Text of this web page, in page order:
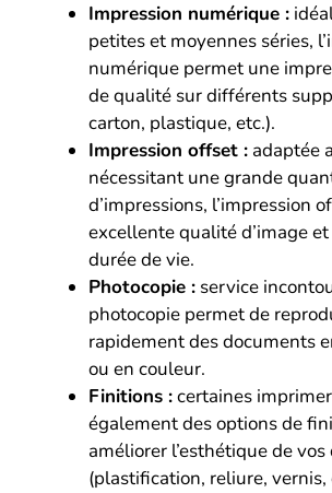
Impression numérique :
petites et moyennes séries,
numérique permet une
de qualité sur différents
carton, plastique, etc.).
Impression offset : adaptée
nécessitant une grande
d’impressions, l’impression
excellente qualité d’image
durée de vie.
Photocopie : service
photocopie permet de
rapidement des documents
ou en couleur.
Finitions :certaines
également des options de
améliorer l’esthétique de
(plastification, reliure, vernis,